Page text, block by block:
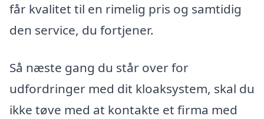
får kvalitet til en rimelig pris og samtidig
den service, du fortjener.
Så næste gang du står over for
udfordringer med dit kloaksystem, skal du
ikke tøve med at kontakte et firma med